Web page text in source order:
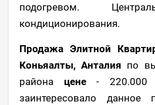
подогревом.
кондиционирования.
Продажа Элитной
Коньяалты, Анталия по
района цене- 220.000
заинтересовало данное